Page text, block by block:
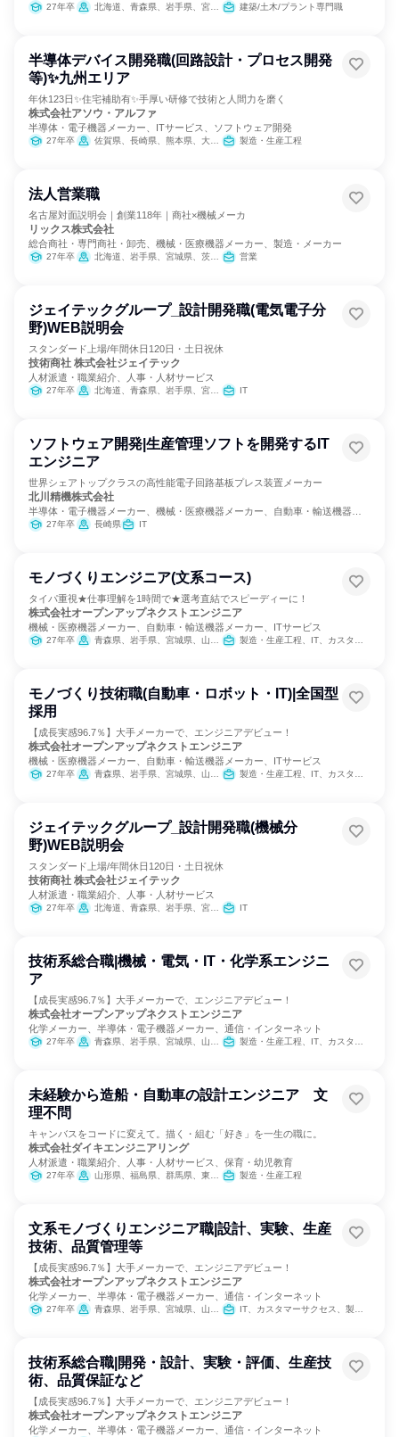
27年卒 北海道、青森県、岩手県、宮城県、秋田県、山形県、福島県、茨城県、栃木県、群馬県、埼玉県、千葉県、東京都、神奈川県、新潟県、富山県、石川県、福井県、山梨県、長野県、岐阜県、静岡県、愛知県、三重県、滋賀県、京都府、大阪府、兵庫県、奈良県、和歌山県、鳥取県、島根県、岡山県、広島県、山口県、徳島県、香川県、愛媛県、高知県、福岡県、佐賀県、長崎県、熊本県、大分県、宮崎県、鹿児島県、沖縄県 建築/土木/プラント専門職
半導体デバイス開発職(回路設計・プロセス開発
等)✨九州エリア
年休123日✨住宅補助有✨手厚い研修で技術と人間力を磨く
株式会社アソウ・アルファ
半導体・電子機器メーカー、ITサービス、ソフトウェア開発
27年卒 佐賀県、長崎県、熊本県、大分県、宮崎県、鹿児島県 製造・生産工程
法人営業職
名古屋対面説明会｜創業118年｜商社×機械メーカ
リックス株式会社
総合商社・専門商社・卸売、機械・医療機器メーカー、製造・メーカー
27年卒 北海道、岩手県、宮城県、茨城県、栃木県、埼玉県、千葉県、東京都、神奈川県、石川県、静岡県、愛知県、三重県、滋賀県、大阪府、兵庫県、和歌山県、岡山県、広島県、山口県、愛媛県、福岡県、長崎県、熊本県、大分県、鹿児島県 営業
ジェイテックグループ_設計開発職(電気電子分
野)WEB説明会
スタンダード上場/年間休日120日・土日祝休
技術商社 株式会社ジェイテック
人材派遣・職業紹介、人事・人材サービス
27年卒 北海道、青森県、岩手県、宮城県、秋田県、山形県、福島県、茨城県、栃木県、群馬県、埼玉県、千葉県、東京都、神奈川県、新潟県、富山県、石川県、福井県、山梨県、長野県、岐阜県、静岡県、愛知県、三重県、滋賀県、京都府、大阪府、兵庫県、奈良県、和歌山県、鳥取県、島根県、岡山県、広島県、山口県、徳島県、香川県、愛媛県、高知県、福岡県、佐賀県、長崎県、熊本県、大分県、宮崎県、鹿児島県、沖縄県 IT
ソフトウェア開発|生産管理ソフトを開発するIT
エンジニア
世界シェアトップクラスの高性能電子回路基板プレス装置メーカー
北川精機株式会社
半導体・電子機器メーカー、機械・医療機器メーカー、自動車・輸送機器メ
ーカー27年卒 長崎県 IT
モノづくりエンジニア(文系コース)
タイパ重視★仕事理解を1時間で★選考直結でスピーディーに！
株式会社オープンアップネクストエンジニア
機械・医療機器メーカー、自動車・輸送機器メーカー、ITサービス
27年卒 青森県、岩手県、宮城県、山形県、福島県、茨城県、栃木県、群馬県、埼玉県、千葉県、東京都、神奈川県、富山県、石川県、山梨県、長野県、岐阜県、静岡県、愛知県、三重県、滋賀県、京都府、大阪府、兵庫県、奈良県、岡山県、広島県、山口県、福岡県、佐賀県、長崎県、熊本県、大分県、宮崎県、鹿児島県 製造・生産工程、IT、カスタマーサクセス
モノづくり技術職(自動車・ロボット・IT)|全国型
採用
【成長実感96.7％】大手メーカーで、エンジニアデビュー！
株式会社オープンアップネクストエンジニア
機械・医療機器メーカー、自動車・輸送機器メーカー、ITサービス
27年卒 青森県、岩手県、宮城県、山形県、福島県、茨城県、栃木県、群馬県、埼玉県、千葉県、東京都、神奈川県、富山県、石川県、山梨県、長野県、岐阜県、静岡県、愛知県、三重県、滋賀県、京都府、大阪府、兵庫県、奈良県、岡山県、広島県、山口県、福岡県、佐賀県、長崎県、熊本県、大分県、宮崎県、鹿児島県 製造・生産工程、IT、カスタマーサクセス
ジェイテックグループ_設計開発職(機械分
野)WEB説明会
スタンダード上場/年間休日120日・土日祝休
技術商社 株式会社ジェイテック
人材派遣・職業紹介、人事・人材サービス
27年卒 北海道、青森県、岩手県、宮城県、秋田県、山形県、福島県、茨城県、栃木県、群馬県、埼玉県、千葉県、東京都、神奈川県、新潟県、富山県、石川県、福井県、山梨県、長野県、岐阜県、静岡県、愛知県、三重県、滋賀県、京都府、大阪府、兵庫県、奈良県、和歌山県、鳥取県、島根県、岡山県、広島県、山口県、徳島県、香川県、愛媛県、高知県、福岡県、佐賀県、長崎県、熊本県、大分県、宮崎県、鹿児島県、沖縄県 IT
技術系総合職|機械・電気・IT・化学系エンジニ
ア
【成長実感96.7％】大手メーカーで、エンジニアデビュー！
株式会社オープンアップネクストエンジニア
化学メーカー、半導体・電子機器メーカー、通信・インターネット
27年卒 青森県、岩手県、宮城県、山形県、福島県、茨城県、栃木県、群馬県、埼玉県、千葉県、東京都、神奈川県、富山県、石川県、山梨県、長野県、岐阜県、静岡県、愛知県、三重県、滋賀県、京都府、大阪府、兵庫県、奈良県、岡山県、広島県、山口県、福岡県、佐賀県、長崎県、熊本県、大分県、鹿児島県 製造・生産工程、IT、カスタマーサクセス
未経験から造船・自動車の設計エンジニア 文
理不問
キャンバスをコードに変えて。描く・組む「好き」を一生の職に。
株式会社ダイキエンジニアリング
人材派遣・職業紹介、人事・人材サービス、保育・幼児教育
27年卒 山形県、福島県、群馬県、東京都、神奈川県、岐阜県、愛知県、三重県、滋賀県、大阪府、兵庫県、岡山県、広島県、山口県、香川県、福岡県、佐賀県、長崎県、熊本県、大分県、鹿児島県 製造・生産工程
文系モノづくりエンジニア職|設計、実験、生産
技術、品質管理等
【成長実感96.7％】大手メーカーで、エンジニアデビュー！
株式会社オープンアップネクストエンジニア
化学メーカー、半導体・電子機器メーカー、通信・インターネット
27年卒 青森県、岩手県、宮城県、山形県、福島県、茨城県、栃木県、群馬県、埼玉県、千葉県、東京都、神奈川県、富山県、石川県、山梨県、長野県、岐阜県、静岡県、愛知県、三重県、滋賀県、京都府、大阪府、兵庫県、奈良県、岡山県、広島県、山口県、福岡県、佐賀県、長崎県、熊本県、大分県、鹿児島県 IT、カスタマーサクセス、製造・生産工程
技術系総合職|開発・設計、実験・評価、生産技
術、品質保証など
【成長実感96.7％】大手メーカーで、エンジニアデビュー！
株式会社オープンアップネクストエンジニア
化学メーカー、半導体・電子機器メーカー、通信・インターネット